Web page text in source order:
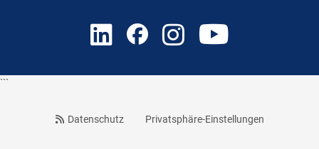
```
Datenschutz Privatsphäre-Einstellungen